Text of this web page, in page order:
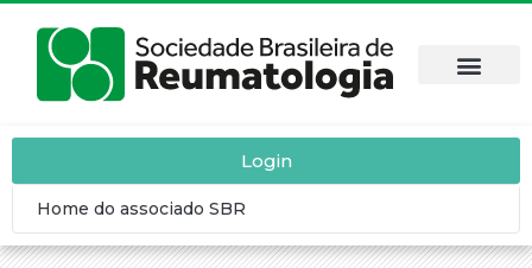
Login
Home do associado SBR